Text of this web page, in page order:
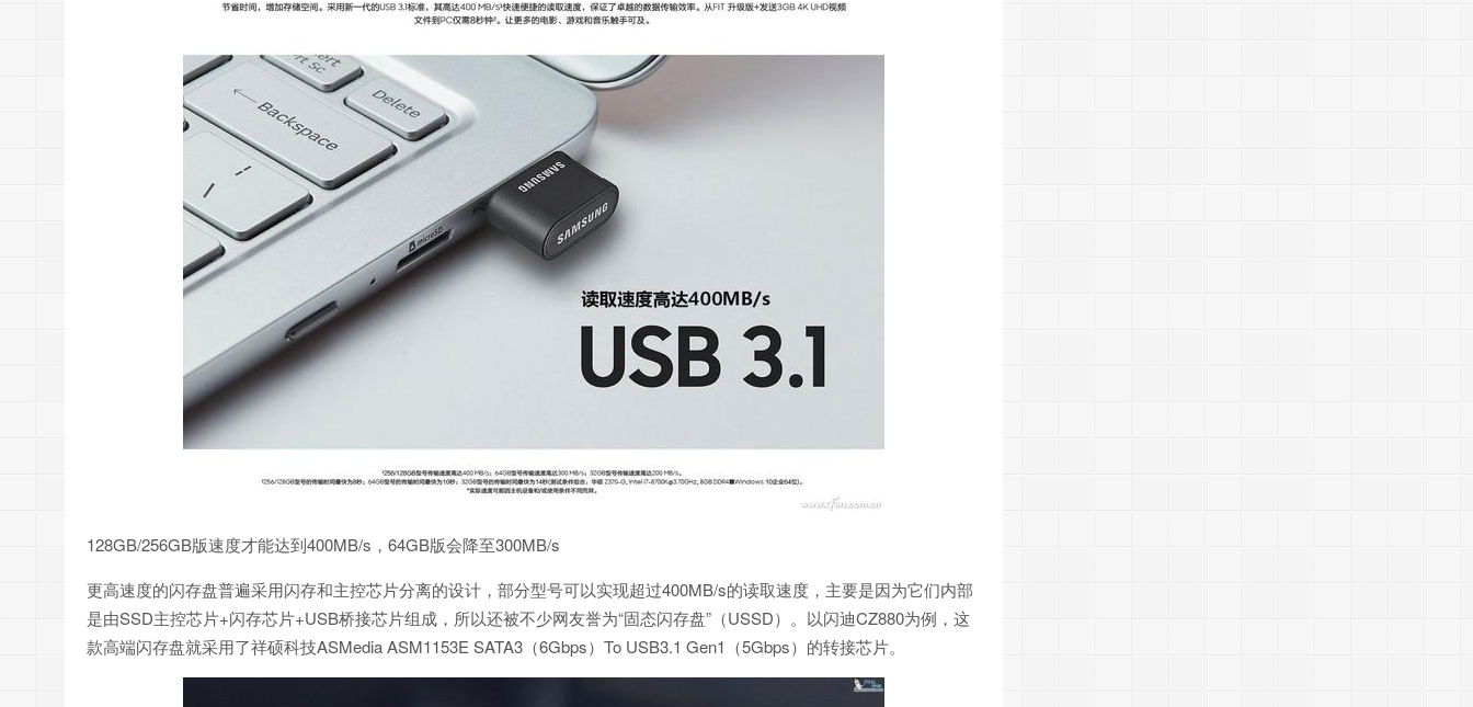
128GB/256GB版速度才能达到400MB/s，64GB版会降至300MB/s
更高速度的闪存盘普遍采用闪存和主控芯片分离的设计，部分型号可以实现超过400MB/s的读取速度，主要是因为它们内部
是由SSD主控芯片+闪存芯片+USB桥接芯片组成，所以还被不少网友誉为“固态闪存盘”（USSD）。以闪迪CZ880为例，这
款高端闪存盘就采用了祥硕科技ASMedia ASM1153E SATA3（6Gbps）To USB3.1 Gen1（5Gbps）的转接芯片。